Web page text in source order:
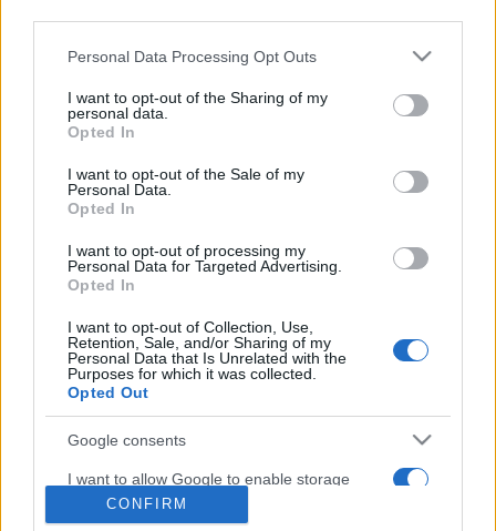
Please note that this website/app uses one or more Google
not limited to your visit or usage behaviour. You may click to
grant or deny consent to Google and its third-party tags to
use your data for below specified purposes in below Google
consent section.
Personal Data Processing Opt Outs
I want to opt-out of the Sharing of my
personal data.
Opted In
I want to opt-out of the Sale of my
Personal Data.
Opted In
I want to opt-out of processing my
Personal Data for Targeted Advertising.
Opted In
I want to opt-out of Collection, Use,
Retention, Sale, and/or Sharing of my
Personal Data that Is Unrelated with the
Purposes for which it was collected.
Opted Out
Google consents
I want to allow Google to enable storage
related to advertising like cookies on web or
device identifiers in apps.
CONFIRM
MEGOSZTÁS